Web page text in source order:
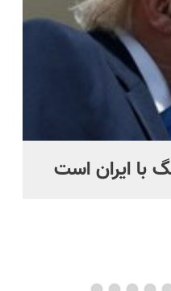
با ایران است